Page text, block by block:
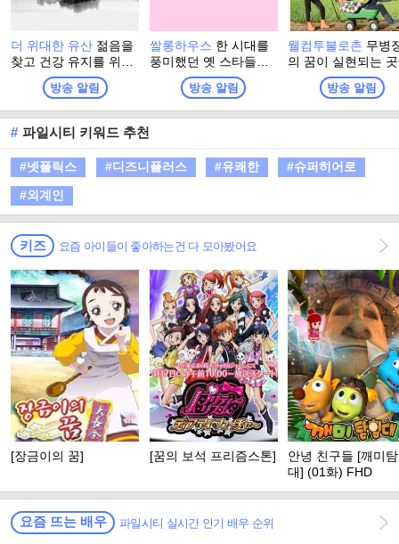
더 위대한 유산 젊음을
찾고 건강 유지를 위해
그들이 찾은 최고의 건
강법! 더 위대한 유산의
정체는? 백세시대, 건
강이 재산이자, 능력이
된 시대에 대국민 건강
프로젝트 프로그램
방송 알림
쌀롱하우스 한 시대를
풍미했던 옛 스타들의
인생 희로애락 사연 있
는 쌀롱하우스에서 신
나게 풀어낸다. 보이는
의 주제곡도 들어보고
한 평생 건강하게 살기
들고 흥겨운 수다 쌀롱
하우스
방송 알림
웰컴투불로촌 무병
의 꿈이 실현되는
불로장생의 꿈이 현
이 되는 곳. 찐 의학
보까지 총망라한 불
자연 안에서 완성되
백세 건강촌 이야기
들의 건강 시크릿을
아낸다. 세상 어디
없는 건강 흙남매의
케미 웰컴투 불로촌
로촌으로 힐링하러
세요~
방송 알림
# 파일시티 키워드 추천
#넷플릭스 #디즈니플러스 #유쾌한
#슈퍼히어로
#외계인
키즈 요즘 아이들이 좋아하는건 다 모아봤어요
[장금이의 꿈] [꿈의 보석 프리즘스톤]
안녕 친구들 [깨미
대] (01화) FHD
요즘 뜨는 배우 파일시티 실시간 인기 배우 순위